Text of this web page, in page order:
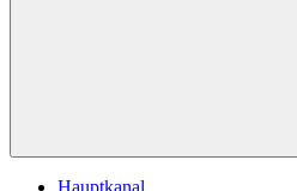
Hauptkanal